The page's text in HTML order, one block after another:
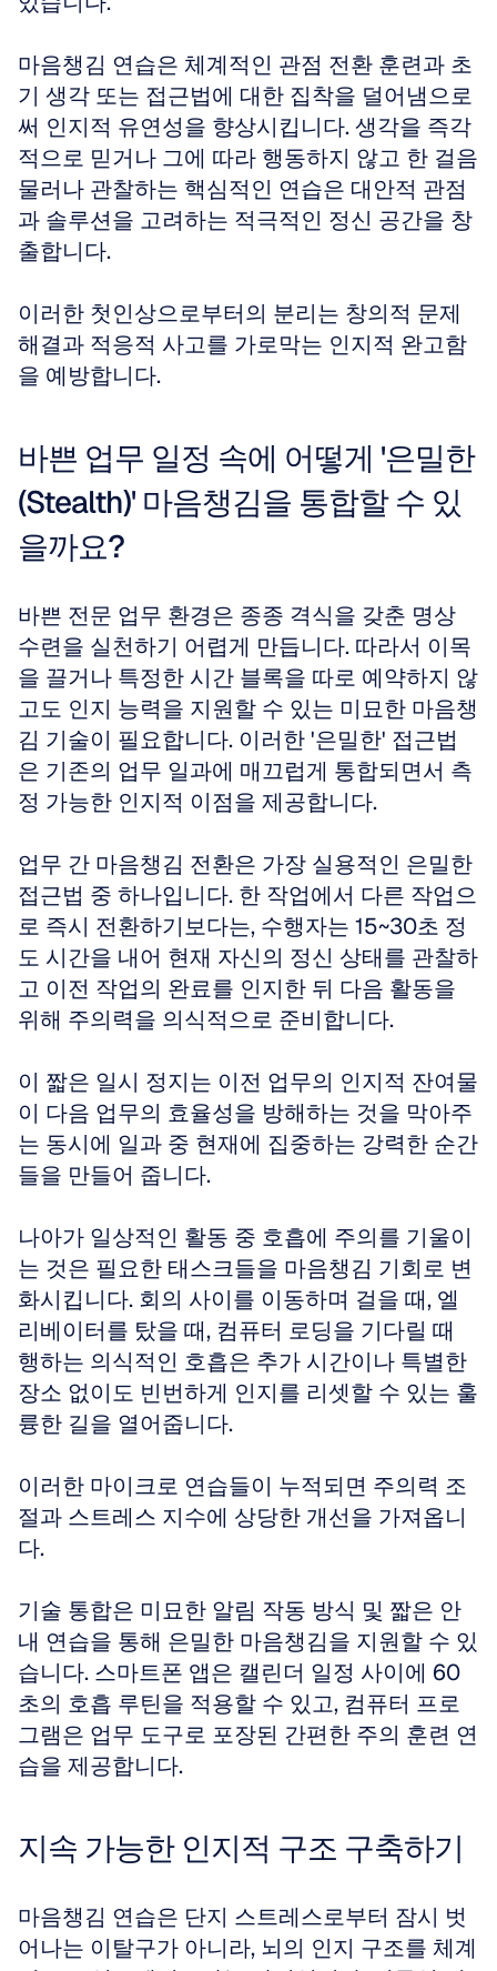
마음챙김 연습은 체계적인 관점 전환 훈련과 초
기 생각 또는 접근법에 대한 집착을 덜어냄으로
써 인지적 유연성을 향상시킵니다. 생각을 즉각
적으로 믿거나 그에 따라 행동하지 않고 한 걸음
물러나 관찰하는 핵심적인 연습은 대안적 관점
과 솔루션을 고려하는 적극적인 정신 공간을 창
출합니다.
이러한 첫인상으로부터의 분리는 창의적 문제
해결과 적응적 사고를 가로막는 인지적 완고함
을 예방합니다.
바쁜 업무 일정 속에 어떻게 '은밀한
(Stealth)' 마음챙김을 통합할 수 있
을까요?
바쁜 전문 업무 환경은 종종 격식을 갖춘 명상
수련을 실천하기 어렵게 만듭니다. 따라서 이목
을 끌거나 특정한 시간 블록을 따로 예약하지 않
고도 인지 능력을 지원할 수 있는 미묘한 마음챙
김 기술이 필요합니다. 이러한 '은밀한' 접근법
은 기존의 업무 일과에 매끄럽게 통합되면서 측
정 가능한 인지적 이점을 제공합니다.
업무 간 마음챙김 전환은 가장 실용적인 은밀한
접근법 중 하나입니다. 한 작업에서 다른 작업으
로 즉시 전환하기보다는, 수행자는 15~30초 정
도 시간을 내어 현재 자신의 정신 상태를 관찰하
고 이전 작업의 완료를 인지한 뒤 다음 활동을
위해 주의력을 의식적으로 준비합니다.
이 짧은 일시 정지는 이전 업무의 인지적 잔여물
이 다음 업무의 효율성을 방해하는 것을 막아주
는 동시에 일과 중 현재에 집중하는 강력한 순간
들을 만들어 줍니다.
나아가 일상적인 활동 중 호흡에 주의를 기울이
는 것은 필요한 태스크들을 마음챙김 기회로 변
화시킵니다. 회의 사이를 이동하며 걸을 때, 엘
리베이터를 탔을 때, 컴퓨터 로딩을 기다릴 때
행하는 의식적인 호흡은 추가 시간이나 특별한
장소 없이도 빈번하게 인지를 리셋할 수 있는 훌
륭한 길을 열어줍니다.
이러한 마이크로 연습들이 누적되면 주의력 조
절과 스트레스 지수에 상당한 개선을 가져옵니
다.
기술 통합은 미묘한 알림 작동 방식 및 짧은 안
내 연습을 통해 은밀한 마음챙김을 지원할 수 있
습니다. 스마트폰 앱은 캘린더 일정 사이에 60
초의 호흡 루틴을 적용할 수 있고, 컴퓨터 프로
그램은 업무 도구로 포장된 간편한 주의 훈련 연
습을 제공합니다.
지속 가능한 인지적 구조 구축하기
마음챙김 연습은 단지 스트레스로부터 잠시 벗
어나는 이탈구가 아니라, 뇌의 인지 구조를 체계